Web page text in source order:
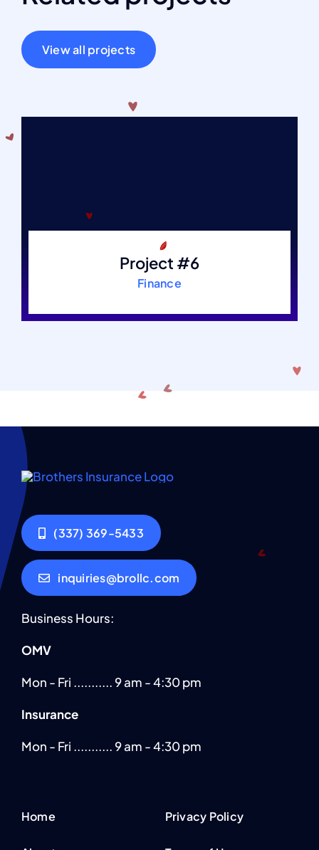
View all projects
Project #6
Finance
(337) 369-5433
inquiries@brollc.com
Business Hours:
OMV
Mon - Fri ........... 9 am - 4:30 pm
Insurance
Mon - Fri ........... 9 am - 4:30 pm
Home Privacy Policy